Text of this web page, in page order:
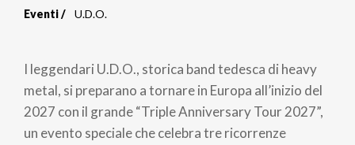
di
pane
Eventi U.D.O.
I leggendari U.D.O., storica band tedesca di heavy
metal, si preparano a tornare in Europa all’inizio del
2027 con il grande “Triple Anniversary Tour 2027”,
un evento speciale che celebra tre ricorrenze